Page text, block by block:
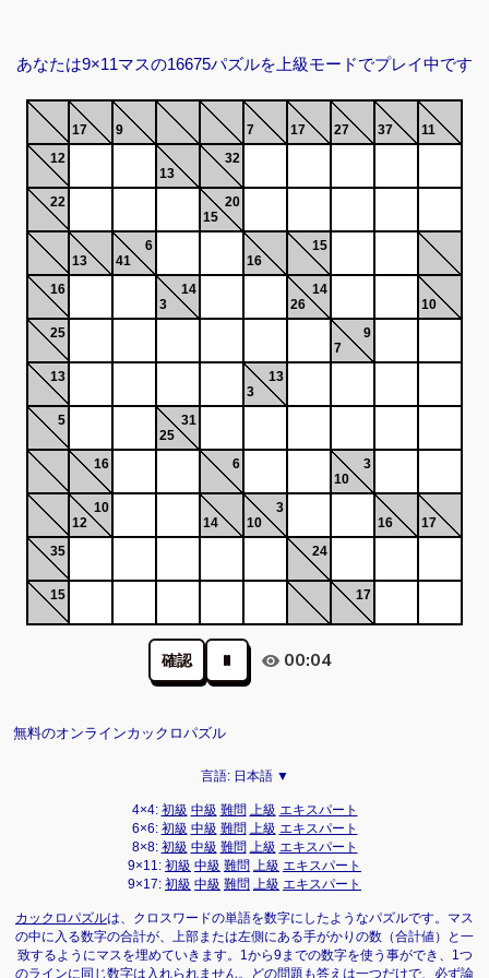
あなたは9×11マスの16675パズルを上級モードでプレイ中です
17 9 7 17 27 37
11
12
13
32
22
20
15
13
6
41
16
15
16
14
3
14
26
10
25
9
7
13
13
3
5
31
25
16
6
3
10
10
12
14
3
10
16
17
35
24
15 17
確認 00:04
無料のオンラインカックロパズル
言語: 日本語 ▼
4×4: 初級 中級 難問 上級 エキスパート
6×6: 初級 中級 難問 上級 エキスパート
8×8: 初級 中級 難問 上級 エキスパート
9×11: 初級 中級 難問 上級 エキスパート
9×17: 初級 中級 難問 上級 エキスパート
カックロパズルは、クロスワードの単語を数字にしたようなパズルです。マス
の中に入る数字の合計が、上部または左側にある手がかりの数（合計値）と一
致するようにマスを埋めていきます。1から9までの数字を使う事ができ、1つ
のラインに同じ数字は入れられません。どの問題も答えは一つだけで、必ず論